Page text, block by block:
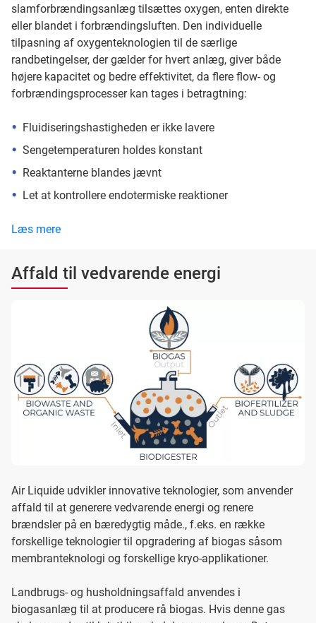
slamforbrændingsanlæg tilsættes oxygen, enten direkte
eller blandet i forbrændingsluften. Den individuelle
tilpasning af oxygenteknologien til de særlige
randbetingelser, der gælder for hvert anlæg, giver både
højere kapacitet og bedre effektivitet, da flere flow- og
forbrændingsprocesser kan tages i betragtning:
Fluidiseringshastigheden er ikke lavere
Sengetemperaturen holdes konstant
Reaktanterne blandes jævnt
Let at kontrollere endotermiske reaktioner
Læs mere
Affald til vedvarende energi
Air Liquide udvikler innovative teknologier, som anvender
affald til at generere vedvarende energi og renere
brændsler på en bæredygtig måde., f.eks. en række
forskellige teknologier til opgradering af biogas såsom
membranteknologi og forskellige kryo-applikationer.
Landbrugs- og husholdningsaffald anvendes i
biogasanlæg til at producere rå biogas. Hvis denne gas